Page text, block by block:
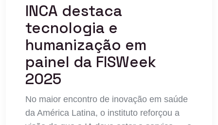
INCA destaca
tecnologia e
humanização em
painel da FISWeek
2025
No maior encontro de inovação em saúde
da América Latina, o instituto reforçou a